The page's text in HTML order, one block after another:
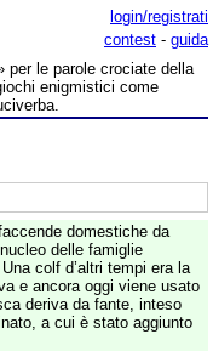
login/registrati
contest - guida
per le parole crociate della
enigmistici come
domestiche da
delle famiglie
colf d’altri tempi era la
e ancora oggi viene usato
deriva da fante, inteso
a cui è stato aggiunto